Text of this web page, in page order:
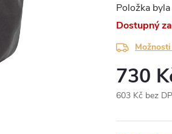
Položka
730
603 Kč bez
cena: